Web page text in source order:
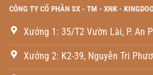
CÔNG TY CỔ PHẦN SX - TM - XNK -
Xưởng 1: 35/T2 Vườn Lài, P. An
Xưởng 2: K2-39, Nguyễn Tri